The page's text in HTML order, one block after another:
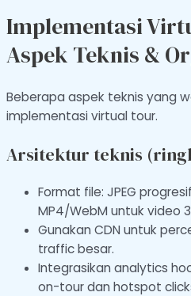
Implementasi
Aspek Teknis &
Beberapa aspek teknis yang
implementasi virtual tour.
Arsitektur teknis
Format file: JPEG
MP4/WebM untuk video
Gunakan CDN untuk
traffic besar.
Integrasikan analytics
on-tour dan hotspot